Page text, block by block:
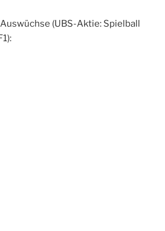
(UBS-Aktie: Spielball